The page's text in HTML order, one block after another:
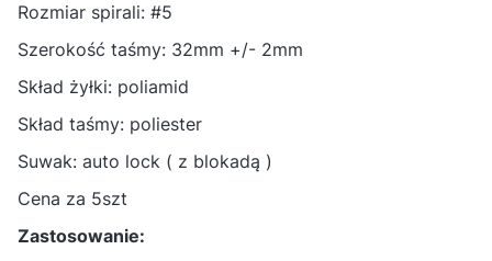
Rozmiar spirali: #5
Szerokość taśmy: 32mm +/- 2mm
Skład żyłki: poliamid
Skład taśmy: poliester
Suwak: auto lock ( z blokadą )
Cena za 5szt
Zastosowanie: